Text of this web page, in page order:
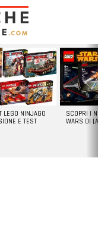
LEGO NINJAGO
E TEST
SCOPRI I
WARS DI